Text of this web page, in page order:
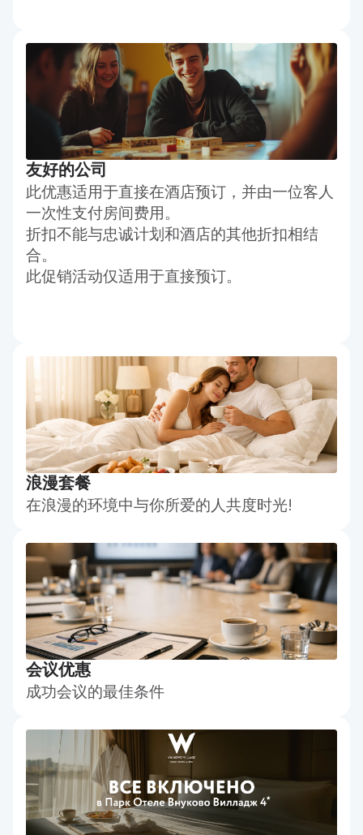
友好的公司
此优惠适用于直接在酒店预订，并由一位客人
一次性支付房间费用。
折扣不能与忠诚计划和酒店的其他折扣相结
合。
此促销活动仅适用于直接预订。
浪漫套餐
在浪漫的环境中与你所爱的人共度时光!
会议优惠
成功会议的最佳条件